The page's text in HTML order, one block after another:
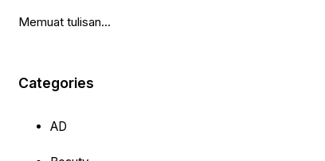
Memuat tulisan...
Categories
AD